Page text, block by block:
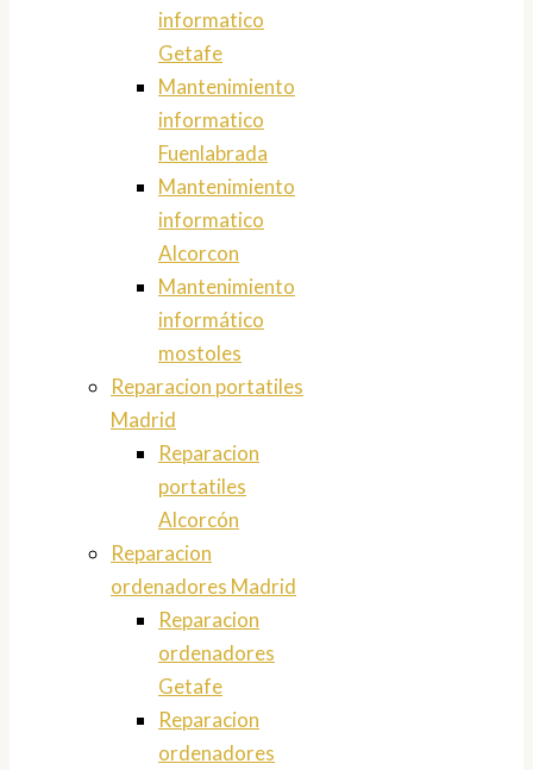
informatico
Getafe
Mantenimiento
informatico
Fuenlabrada
Mantenimiento
informatico
Alcorcon
Mantenimiento
informático
mostoles
Reparacion portatiles
Madrid
Reparacion
portatiles
Alcorcón
Reparacion
ordenadores Madrid
Reparacion
ordenadores
Getafe
Reparacion
ordenadores